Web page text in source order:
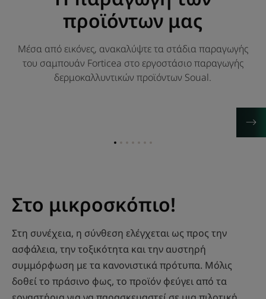
προϊόντων μας
Μέσα από εικόνες, ανακαλύψτε τα στάδια παραγωγής
του σαμπουάν Forticea στο εργοστάσιο παραγωγής
δερμοκαλλυντικών προϊόντων Soual.
GoGoGoGoGo
GoGo
Στο μικροσκόπιο!
Στη συνέχεια, η σύνθεση ελέγχεται ως προς την
ασφάλεια, την τοξικότητα και την αυστηρή
συμμόρφωση με τα κανονιστικά πρότυπα. Μόλις
δοθεί το πράσινο φως, το προϊόν φεύγει από τα